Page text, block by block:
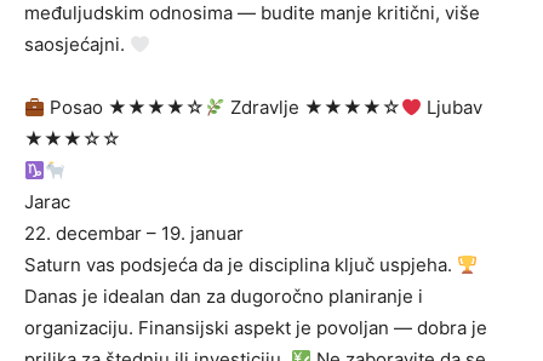
međuljudskim odnosima — budite manje kritični, više
saosjećajni.
Posao ★★★★☆ Zdravlje ★★★★☆
Ljubav
★★★☆☆
Jarac
22. decembar – 19. januar
Saturn vas podsjeća da je disciplina ključ uspjeha.
Danas je idealan dan za dugoročno planiranje i
organizaciju. Finansijski aspekt je povoljan — dobra je